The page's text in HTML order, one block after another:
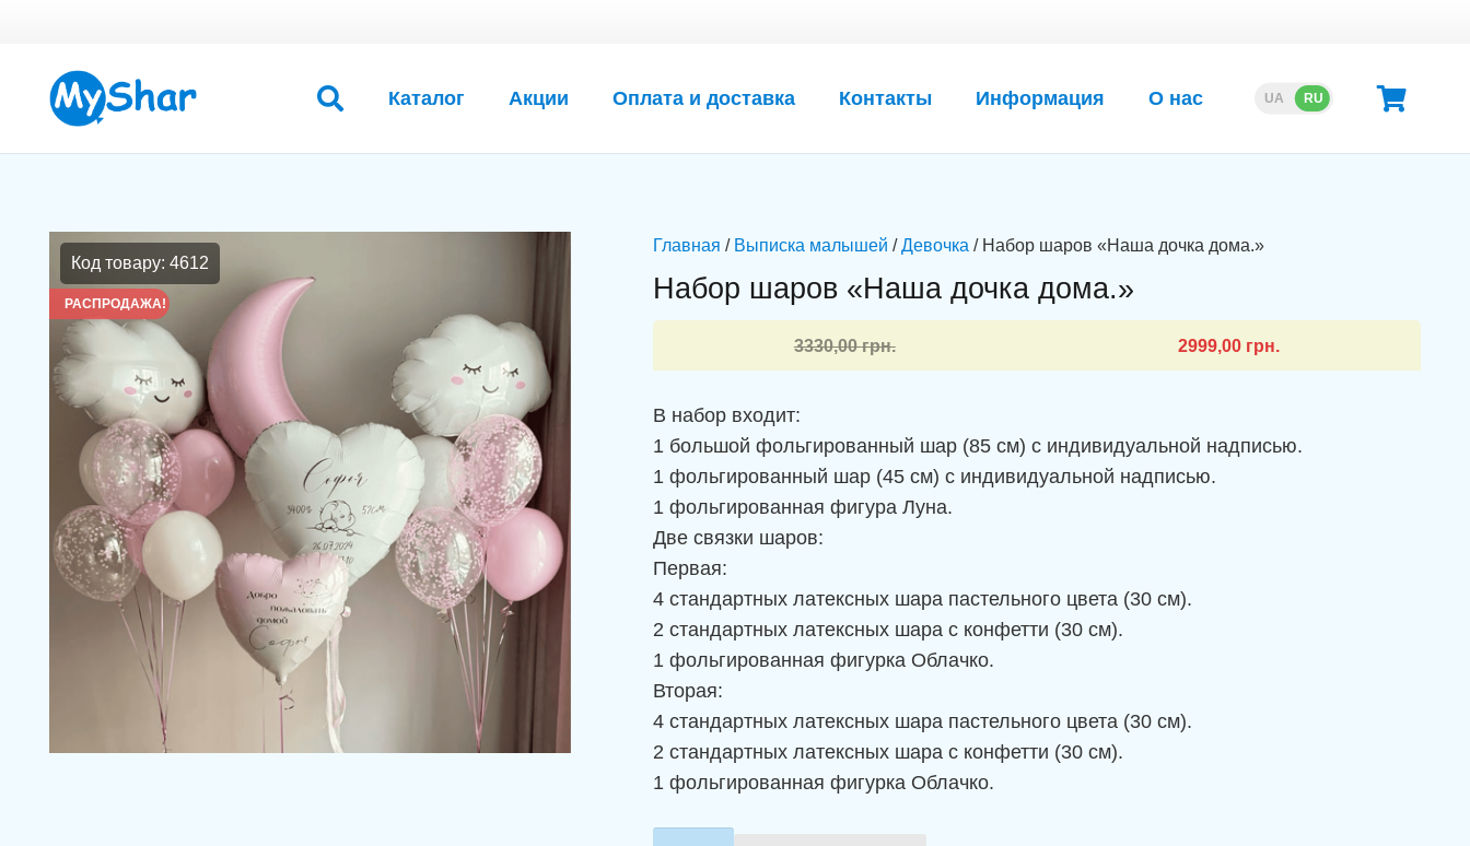
Каталог Акции Оплата и доставка Контакты Информация О нас UA RU
Код товару: 4612
РАСПРОДАЖА!
Главная / Выписка малышей /Девочка / Набор шаров «Наша дочка дома.»
Набор шаров «Наша дочка дома.»
3330,00грн.
Первоначальная
цена
составляла
3330,00 грн..
2999,00 грн.
цена:
2999,00 грн..
В набор входит:
1 большой фольгированный шар (85 см) с индивидуальной надписью.
1 фольгированный шар (45 см) с индивидуальной надписью.
1 фольгированная фигура Луна.
Две связки шаров:
Первая:
4 стандартных латексных шара пастельного цвета (30 см).
2 стандартных латексных шара с конфетти (30 см).
1 фольгированная фигурка Облачко.
Вторая:
4 стандартных латексных шара пастельного цвета (30 см).
2 стандартных латексных шара с конфетти (30 см).
1 фольгированная фигурка Облачко.